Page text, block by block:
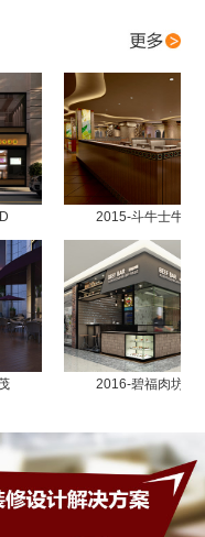
2015-斗牛士牛排
2016-碧福肉坊南